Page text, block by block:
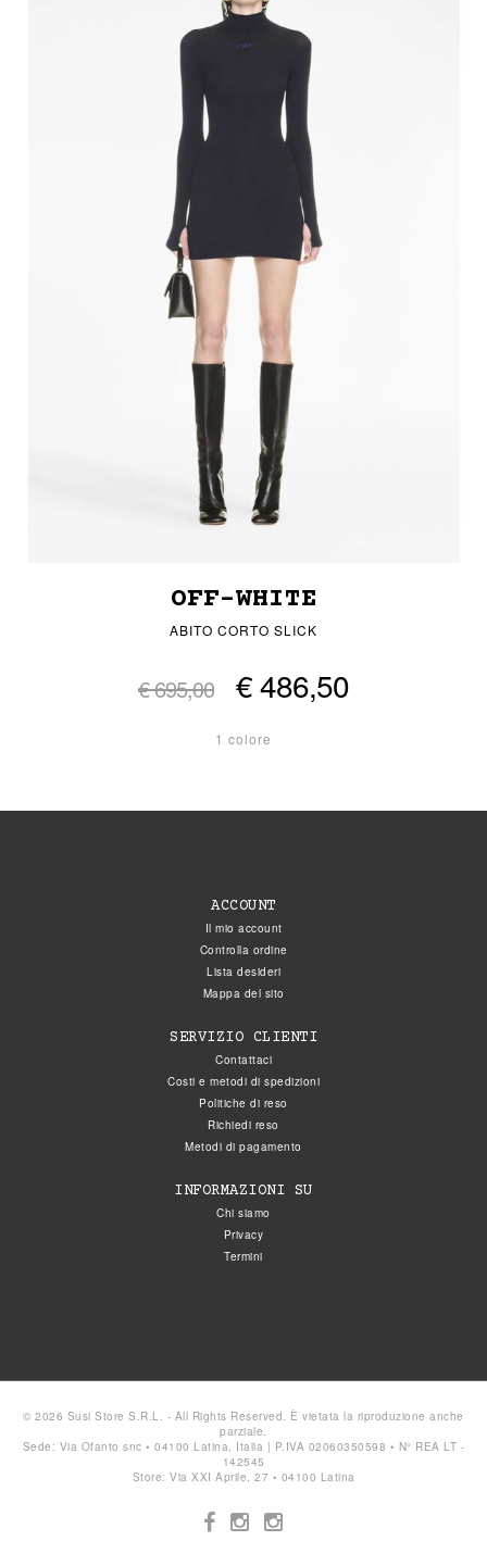
OFF-WHITE
ABITO CORTO SLICK
€ 695,00 € 486,50
1 colore
ACCOUNT
Il mio account
Controlla ordine
Lista desideri
Mappa del sito
SERVIZIO CLIENTI
Contattaci
Costi e metodi di spedizioni
Politiche di reso
Richiedi reso
Metodi di pagamento
INFORMAZIONI SU
Chi siamo
Privacy
Termini
© 2026 Susi Store S.R.L. - All Rights Reserved. È vietata la riproduzione anche
parziale.
Sede: Via Ofanto snc • 04100 Latina, Italia | P.IVA 02060350598 • N° REA LT -
142545
Store: Via XXI Aprile, 27 • 04100 Latina